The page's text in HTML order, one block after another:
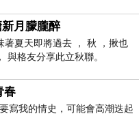
月朦朧醉
著夏天即將過去 ， 秋 ，揪也
與格友分享此立秋聯。
春
寫我的情史，可能會高潮迭起